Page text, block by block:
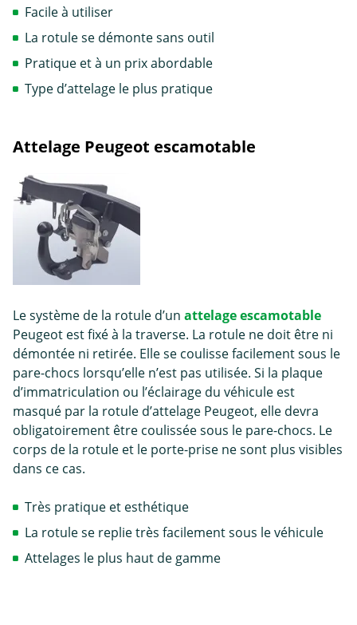
Facile à utiliser
La rotule se démonte sans outil
Pratique et à un prix abordable
Type d’attelage le plus pratique
Attelage Peugeot escamotable
Le système de la rotule d’un attelage escamotable
Peugeot est fixé à la traverse. La rotule ne doit être ni
démontée ni retirée. Elle se coulisse facilement sous le
pare-chocs lorsqu’elle n’est pas utilisée. Si la plaque
d’immatriculation ou l’éclairage du véhicule est
masqué par la rotule d’attelage Peugeot, elle devra
obligatoirement être coulissée sous le pare-chocs. Le
corps de la rotule et le porte-prise ne sont plus visibles
dans ce cas.
Très pratique et esthétique
La rotule se replie très facilement sous le véhicule
Attelages le plus haut de gamme